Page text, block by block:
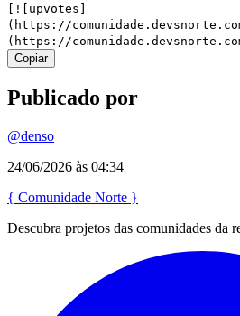
[![upvotes]
(https://
(https://
Copiar
Publicado por
@denso
24/06/2026 às 04:34
{ Comunidade Norte }
Descubra projetos das comunidades da